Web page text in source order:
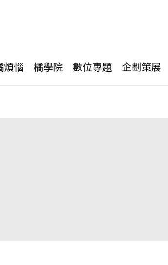
煩惱 橘學院 數位專題 企劃策展